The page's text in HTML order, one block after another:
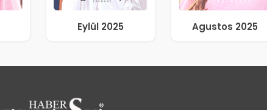
Eylül 2025 Agustos 2025